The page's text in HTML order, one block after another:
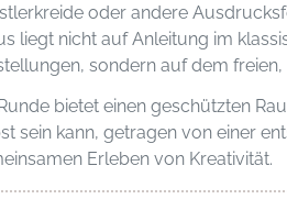
oder andere
liegt nicht auf Anleitung im
sondern auf dem freien,
bietet einen geschützten
sein kann, getragen von einer
Erleben von Kreativität.